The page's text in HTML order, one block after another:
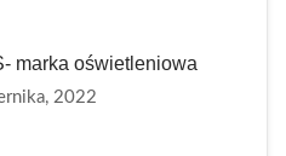
marka oświetleniowa
2022